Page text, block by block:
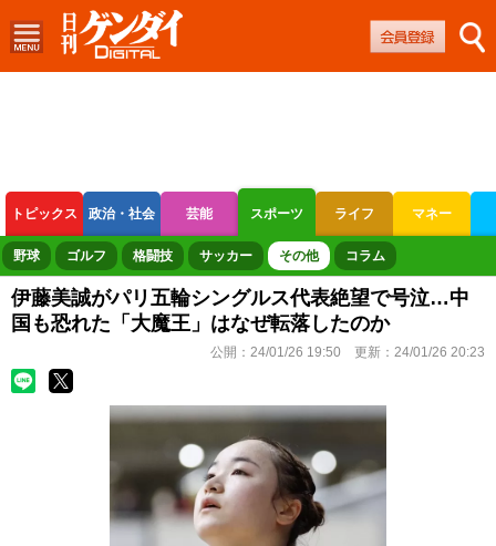
トピックス 政治・社会 芸能 スポーツ ライフ マネー
ボートレース 競輪 オートレース
野球 ゴルフ 格闘技 サッカー その他 コラム
伊藤美誠がパリ五輪シングルス代表絶望で号泣…中
国も恐れた「大魔王」はなぜ転落したのか
公開： 24/01/26 19:50 更新： 24/01/26 20:23